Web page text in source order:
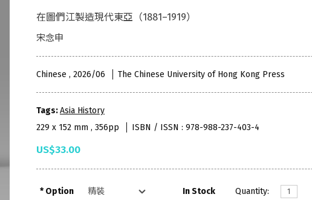
在圖們江製造現代東亞（1881–1919）
宋念申
Chinese , 2026/06 The Chinese University of Hong Kong Press
Tags:Asia History
229 x 152 mm , 356pp
ISBN / ISSN : 978-988-237-403-4
US$33.00
Option In Stock Quantity: